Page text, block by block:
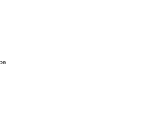
TPD‑Einstellungen (Umdrehungen pro Tag)
sicher in den Haltern und werden gleichmäßig
einen zweiten Kaufen, sobald ich eine weitere
Wer einen zuverlässigen und optisch
Watch Winder für mehrere Uhren sucht, ist hier